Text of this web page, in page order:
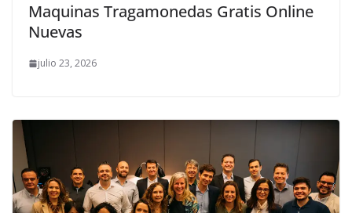
Maquinas Tragamonedas Gratis Online
Nuevas
julio 23, 2026